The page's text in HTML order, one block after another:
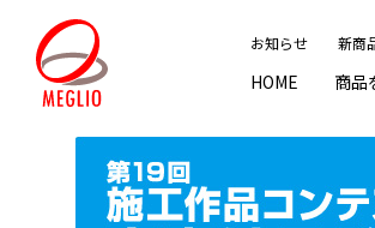
お知らせ 新商
HOME 商品
商品を探すINDEX
パーパス・ブランド「
施工作品集
おすすめ情報INDEX
サポート情報INDEX